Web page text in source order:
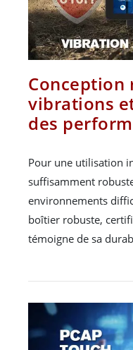
Conception
vibrations
des
Pour une utilisation
suffisamment
environnements
boîtier robuste,
témoigne de sa